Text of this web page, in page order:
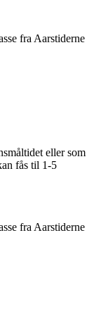
fra Aarstiderne
eller som
fås til 1-5
fra Aarstiderne